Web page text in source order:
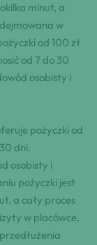
minut, a
w
⁢od 100 zł⁣
⁢od 7 do 30
osobisty i
pożyczki ⁢od
⁤dni.
osobisty i
⁢pożyczki jest
​a ⁢cały ⁢proces
w placówce.